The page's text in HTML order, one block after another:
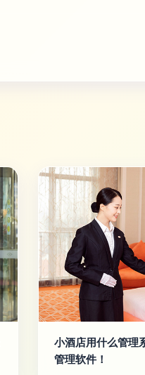
小酒店用什么管理
管理软件！